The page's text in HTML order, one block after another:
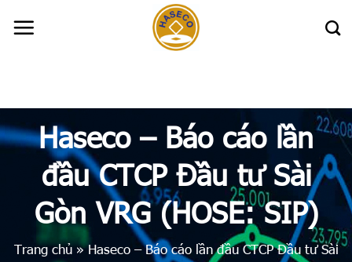
Haseco – Báo cáo lần
đầu CTCP Đầu tư Sài
Gòn VRG (HOSE: SIP)
Trang chủ»Haseco – Báo cáo lần đầu CTCP Đầu tư Sài